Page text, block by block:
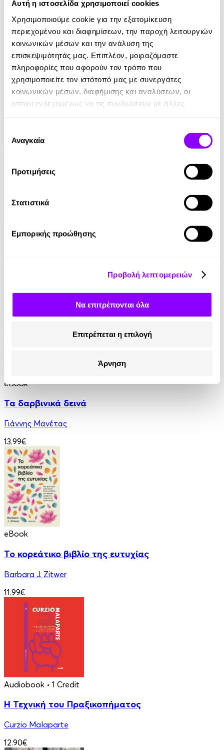
Αυτή η ιστοσελίδα χρησιμοποιεί cookies
Χρησιμοποιούμε cookie για την εξατομίκευση
περιεχομένου και διαφημίσεων, την παροχή λειτουργιών
κοινωνικών μέσων και την ανάλυση της
επισκεψιμότητάς μας. Επιπλέον, μοιραζόμαστε
πληροφορίες που αφορούν τον τρόπο που
χρησιμοποιείτε τον ιστότοπό μας με συνεργάτες
κοινωνικών μέσων, διαφήμισης και αναλύσεων, οι
οποίοι ενδεχομένως να τις συνδυάσουν με άλλες
των υπηρεσιών τους.
συγκατάθεσης
Αναγκαία
Προτιμήσεις
Στατιστικά
Εμπορικής προώθησης
Προβολή λεπτομερειών
Να επιτρέπονται όλα
Επιτρέπεται η επιλογή
Άρνηση
Audiobook • 1 Credit
Η Ελεγεία Ενός Παράλογου Κόσμου
7.00€
Audiobook • 1 Credit
9.90€
eBook
Τα δαρβινικά δεινά
Γιάννης Μανέτας
13.99€
eBook
Το κορεάτικο βιβλίο της ευτυχίας
Barbara J. Zitwer
11.99€
Audiobook • 1 Credit
Η Τεχνική του Πραξικοπήματος
Curzio Malaparte
12.90€